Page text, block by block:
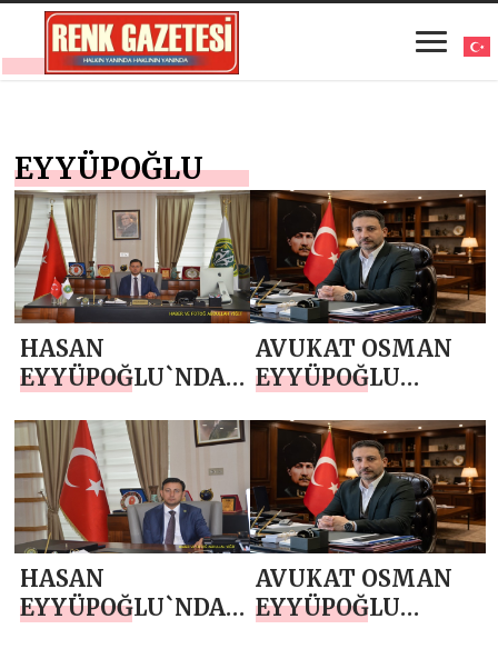
EYYÜPOĞLU
HASAN
EYYÜPOĞLU`NDAN
GAZETECİLER VE
BASIN BAYRAMI
MESAJI
AVUKAT OSMAN
EYYÜPOĞLU
TEMMUZ
DEMOKRASİ VE
MİLLİ BİRLİK
GÜNÜ MESAJI
HASAN
EYYÜPOĞLU`NDAN
AVUKAT OSMAN
EYYÜPOĞLU